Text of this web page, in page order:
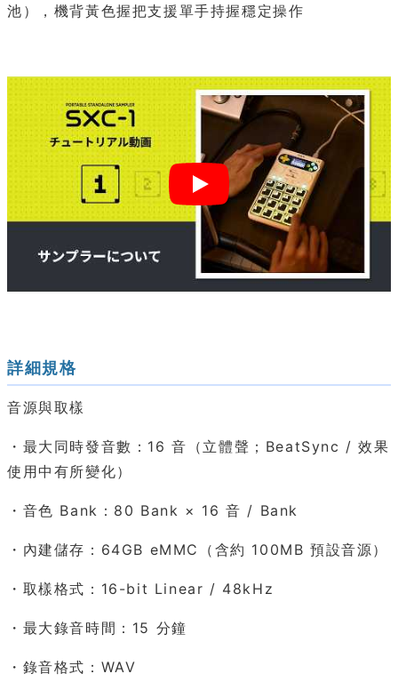
池），機背黃色握把支援單手持握穩定操作
詳細規格
音源與取樣
・最大同時發音數：16 音（立體聲；BeatSync / 效果
使用中有所變化）
・音色 Bank：80 Bank × 16 音 / Bank
・內建儲存：64GB eMMC（含約 100MB 預設音源）
・取樣格式：16-bit Linear / 48kHz
・最大錄音時間：15 分鐘
・錄音格式：WAV